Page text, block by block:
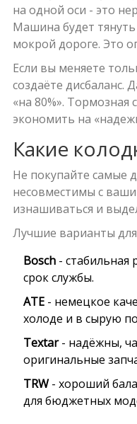
на одной оси - это
Машина будет
мокрой дороге. Это
Если вы меняете
создаёте дисбаланс.
«на 80%». Тормозная
экономить на
Какие
Не покупайте самые
несовместимы с
изнашиваться и
Лучшие варианты для
Bosch- стабильная
срок службы.
ATE- немецкое
холоде и в сырую
Textar- надёжны,
оригинальные
TRW- хороший
для бюджетных